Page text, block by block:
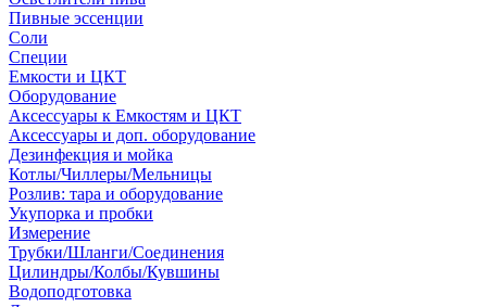
Пивные эссенции
Соли
Специи
Емкости и ЦКТ
Оборудование
Аксессуары к Емкостям и ЦКТ
Аксессуары и доп. оборудование
Дезинфекция и мойка
Котлы/Чиллеры/Мельницы
Розлив: тара и оборудование
Укупорка и пробки
Измерение
Трубки/Шланги/Соединения
Цилиндры/Колбы/Кувшины
Водоподготовка